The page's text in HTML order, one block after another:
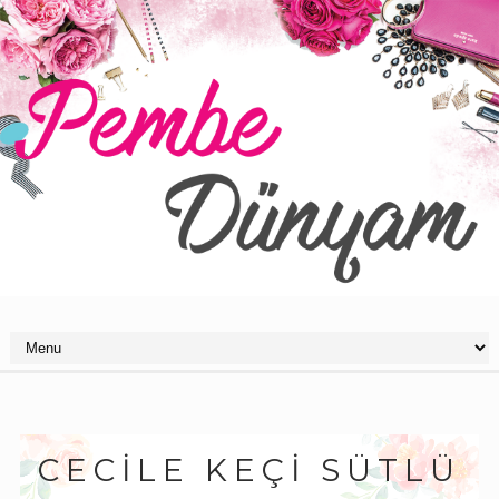
CECILE KEÇI SÜTLÜ